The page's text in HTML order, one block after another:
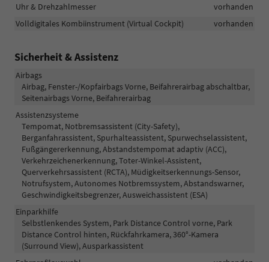
Uhr & Drehzahlmesser
vorhanden
Volldigitales Kombiinstrument (Virtual Cockpit)
vorhanden
Sicherheit & Assistenz
Airbags
Airbag, Fenster-/Kopfairbags Vorne, Beifahrerairbag abschaltbar,
Seitenairbags Vorne, Beifahrerairbag
Assistenzsysteme
Tempomat, Notbremsassistent (City-Safety),
Berganfahrassistent, Spurhalteassistent, Spurwechselassistent,
Fußgängererkennung, Abstandstempomat adaptiv (ACC),
Verkehrzeichenerkennung, Toter-Winkel-Assistent,
Querverkehrsassistent (RCTA), Müdigkeitserkennungs-Sensor,
Notrufsystem, Autonomes Notbremssystem, Abstandswarner,
Geschwindigkeitsbegrenzer, Ausweichassistent (ESA)
Einparkhilfe
Selbstlenkendes System, Park Distance Control vorne, Park
Distance Control hinten, Rückfahrkamera, 360°-Kamera
(Surround View), Ausparkassistent